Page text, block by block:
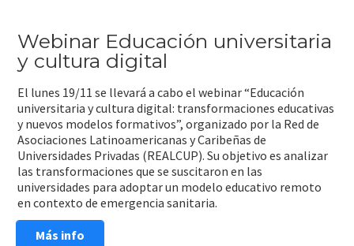
Webinar Educación universitaria
y cultura digital
El lunes 19/11 se llevará a cabo el webinar “Educación
universitaria y cultura digital: transformaciones educativas
y nuevos modelos formativos”, organizado por la Red de
Asociaciones Latinoamericanas y Caribeñas de
Universidades Privadas (REALCUP). Su objetivo es analizar
las transformaciones que se suscitaron en las
universidades para adoptar un modelo educativo remoto
en contexto de emergencia sanitaria.
Más info